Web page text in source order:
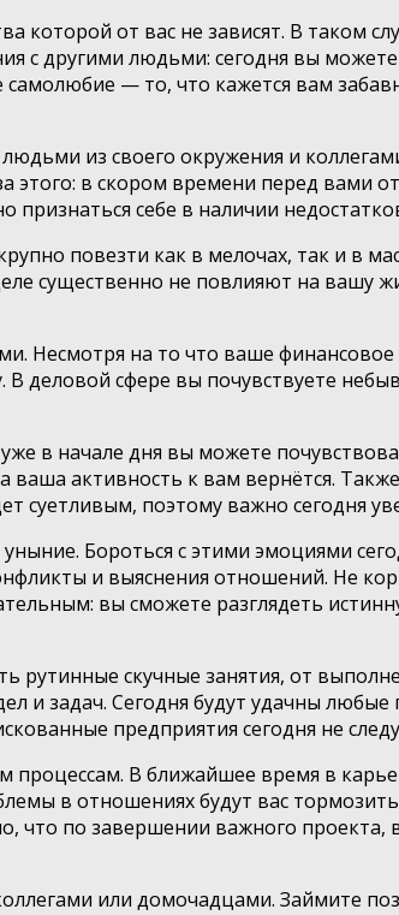
которой от вас не зависят. В таком
с другими людьми: сегодня вы
— то, что кажется вам
из своего окружения и
этого: в скором времени перед
признаться себе в наличии
повезти как в мелочах, так и в
существенно не повлияют на вашу
Несмотря на то что ваше
деловой сфере вы почувствуете
в начале дня вы можете
активность к вам вернётся.
суетливым, поэтому важно сегодня
Бороться с этими эмоциями
и выяснения отношений. Не
вы сможете разглядеть
рутинные скучные занятия, от
и задач. Сегодня будут удачны
предприятия сегодня не
В ближайшее время в
в отношениях будут вас
что по завершении важного
или домочадцами. Займите